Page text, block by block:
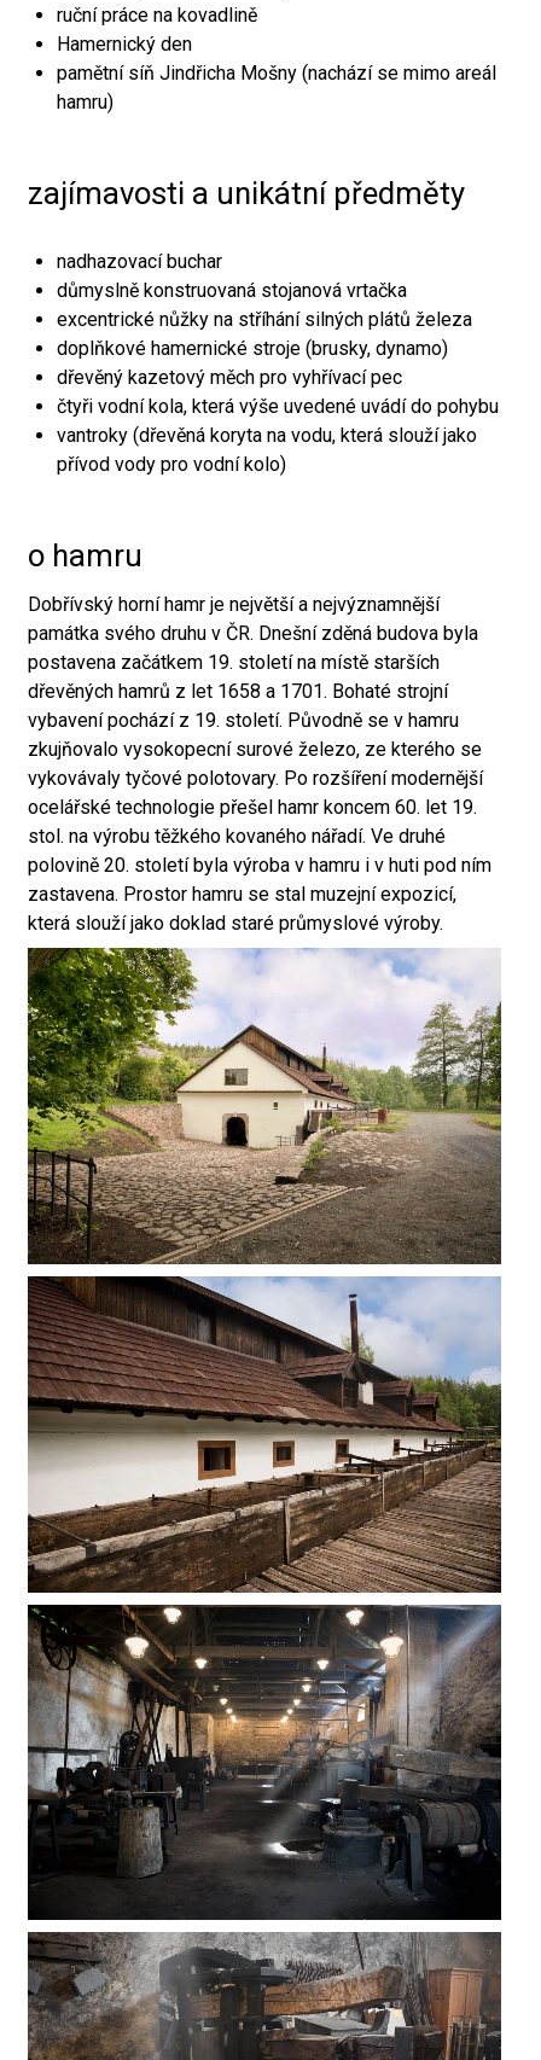
ruční práce na kovadlině
Hamernický den
pamětní síň Jindřicha Mošny (nachází se mimo areál
hamru)
zajímavosti a unikátní předměty
nadhazovací buchar
důmyslně konstruovaná stojanová vrtačka
excentrické nůžky na stříhání silných plátů železa
doplňkové hamernické stroje (brusky, dynamo)
dřevěný kazetový měch pro vyhřívací pec
čtyři vodní kola, která výše uvedené uvádí do pohybu
vantroky (dřevěná koryta na vodu, která slouží jako
přívod vody pro vodní kolo)
o hamru
Dobřívský horní hamr je největší a nejvýznamnější
památka svého druhu v ČR. Dnešní zděná budova byla
postavena začátkem 19. století na místě starších
dřevěných hamrů z let 1658 a 1701. Bohaté strojní
vybavení pochází z 19. století. Původně se v hamru
zkujňovalo vysokopecní surové železo, ze kterého se
vykovávaly tyčové polotovary. Po rozšíření modernější
ocelářské technologie přešel hamr koncem 60. let 19.
stol. na výrobu těžkého kovaného nářadí. Ve druhé
polovině 20. století byla výroba v hamru i v huti pod ním
zastavena. Prostor hamru se stal muzejní expozicí,
která slouží jako doklad staré průmyslové výroby.